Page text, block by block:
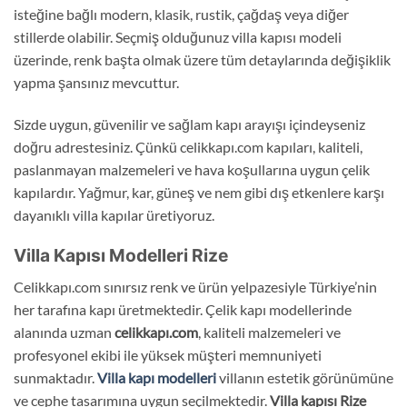
isteğine bağlı modern, klasik, rustik, çağdaş veya diğer
stillerde olabilir. Seçmiş olduğunuz villa kapısı modeli
üzerinde, renk başta olmak üzere tüm detaylarında değişiklik
yapma şansınız mevcuttur.
Sizde uygun, güvenilir ve sağlam kapı arayışı içindeyseniz
doğru adrestesiniz. Çünkü celikkapı.com kapıları, kaliteli,
paslanmayan malzemeleri ve hava koşullarına uygun çelik
kapılardır. Yağmur, kar, güneş ve nem gibi dış etkenlere karşı
dayanıklı villa kapılar üretiyoruz.
Villa Kapısı Modelleri Rize
Celikkapı.com sınırsız renk ve ürün yelpazesiyle Türkiye’nin
her tarafına kapı üretmektedir. Çelik kapı modellerinde
alanında uzman celikkapı.com, kaliteli malzemeleri ve
profesyonel ekibi ile yüksek müşteri memnuniyeti
sunmaktadır.Villa kapı modellerivillanın estetik görünümüne
ve cephe tasarımına uygun seçilmektedir.Villa kapısı Rize